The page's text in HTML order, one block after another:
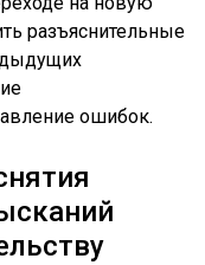
разъяснительные
ошибок.